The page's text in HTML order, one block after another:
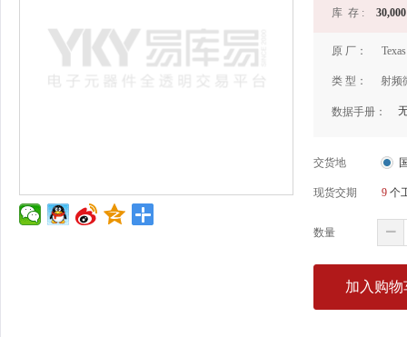
库 存 : 30,000
原 厂：
类 型： 射频
数据手册：
交货地
现货交期 9 个
数量
加入购物